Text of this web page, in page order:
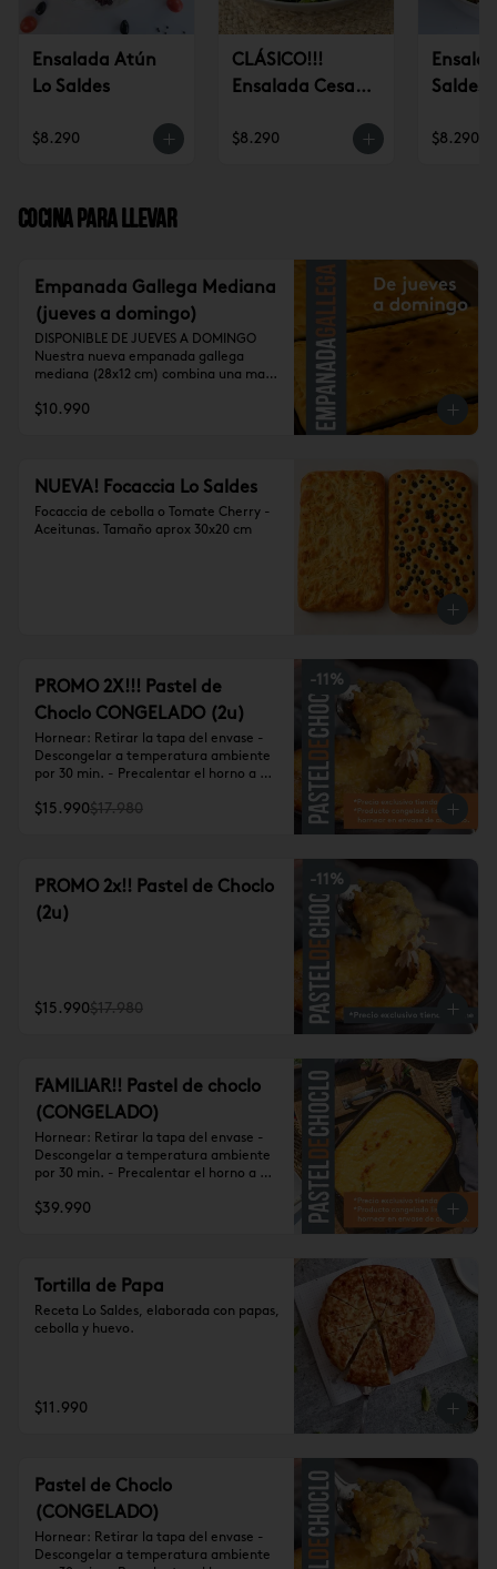
Ensalada Atún
Lo Saldes
$8.290
CLÁSICO!!!
Ensalada Cesar
$8.290
Saldes
$8.290
Cocina para llevar
Empanada Gallega Mediana
(jueves a domingo)
DISPONIBLE DE JUEVES A DOMINGO
Nuestra nueva empanada gallega
mediana (28x12 cm) combina una masa
sabroso relleno de pollo, cerdo y
perfecto para compartir o disfrutar en
$10.990
NUEVA! Focaccia Lo Saldes
Focaccia de cebolla o Tomate Cherry -
Aceitunas. Tamaño aprox 30x20 cm
-11 %
PROMO 2X!!! Pastel de
Choclo CONGELADO (2u)
Hornear: Retirar la tapa del envase -
Descongelar a temperatura ambiente
por 30 min. - Precalentar el horno a
descuidar el horno.
$15.990$17.980
-11 %
PROMO 2x!! Pastel de Choclo
(2u)
$15.990$17.980
FAMILIAR!! Pastel de choclo
(CONGELADO)
Hornear: Retirar la tapa del envase -
Descongelar a temperatura ambiente
por 30 min. - Precalentar el horno a
descuidar el horno.
$39.990
Tortilla de Papa
Receta Lo Saldes, elaborada con papas,
cebolla y huevo.
$11.990
Pastel de Choclo
(CONGELADO)
Hornear: Retirar la tapa del envase -
Descongelar a temperatura ambiente